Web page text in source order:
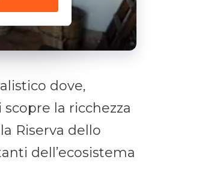
dove,
la ricchezza
Riserva dello
dell’ecosistema